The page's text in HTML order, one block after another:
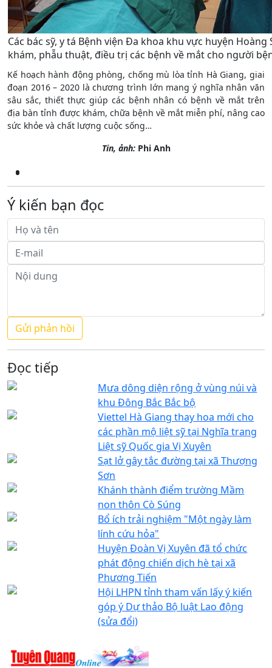
Các bác sỹ, y tá Bệnh viện Đa khoa khu vực huyện Hoàng
khám, phẫu thuật, điều trị các bệnh về mắt cho người
Kế hoạch hành động phòng, chống mù lòa tỉnh Hà Giang, giai
đoạn 2016 – 2020 là chương trình lớn mang ý nghĩa nhân văn
sâu sắc, thiết thực giúp các bệnh nhân có bệnh về mắt trên
địa bàn tỉnh được khám, chữa bệnh về mắt miễn phí, nâng cao
sức khỏe và chất lượng cuộc sống…
Tin, ảnh:Phi Anh
Ý kiến bạn đọc
Đọc tiếp
Mưa dông diện rộng ở vùng núi và
khu Đông Bắc Bắc bộ
Viettel Hà Giang thay hoa mới cho
các phần mộ liệt sỹ tại Nghĩa trang
Liệt sỹ Quốc gia Vị Xuyên
Sạt lở gây tắc đường tại xã Thượng
Sơn
Khánh thành điểm trường Mầm
non thôn Cò Súng
Bổ ích trải nghiệm "Một ngày làm
lính cứu hỏa"
Huyện Đoàn Vị Xuyên đã tổ chức
phát động chiến dịch hè tại xã
Phương Tiến
Hội LHPN tỉnh tham vấn lấy ý kiến
góp ý Dự thảo Bộ luật Lao động
(sửa đổi)